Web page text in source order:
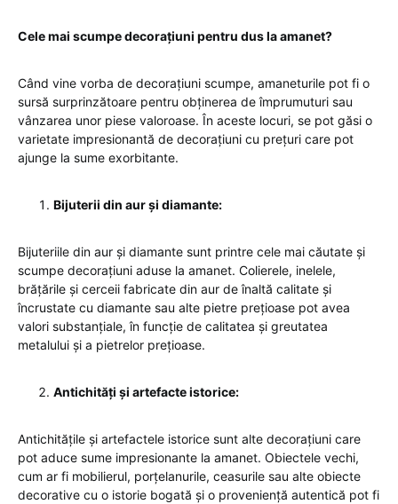
Cele mai scumpe decorațiuni pentru dus la amanet?
Când vine vorba de decorațiuni scumpe, amaneturile pot fi o
sursă surprinzătoare pentru obținerea de împrumuturi sau
vânzarea unor piese valoroase. În aceste locuri, se pot găsi o
varietate impresionantă de decorațiuni cu prețuri care pot
ajunge la sume exorbitante.
Bijuterii din aur și diamante:
Bijuteriile din aur și diamante sunt printre cele mai căutate și
scumpe decorațiuni aduse la amanet. Colierele, inelele,
brățările și cerceii fabricate din aur de înaltă calitate și
încrustate cu diamante sau alte pietre prețioase pot avea
valori substanțiale, în funcție de calitatea și greutatea
metalului și a pietrelor prețioase.
Antichități și artefacte istorice:
Antichitățile și artefactele istorice sunt alte decorațiuni care
pot aduce sume impresionante la amanet. Obiectele vechi,
cum ar fi mobilierul, porțelanurile, ceasurile sau alte obiecte
decorative cu o istorie bogată și o proveniență autentică pot fi